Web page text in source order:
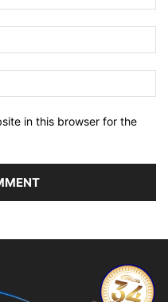
in this browser for the